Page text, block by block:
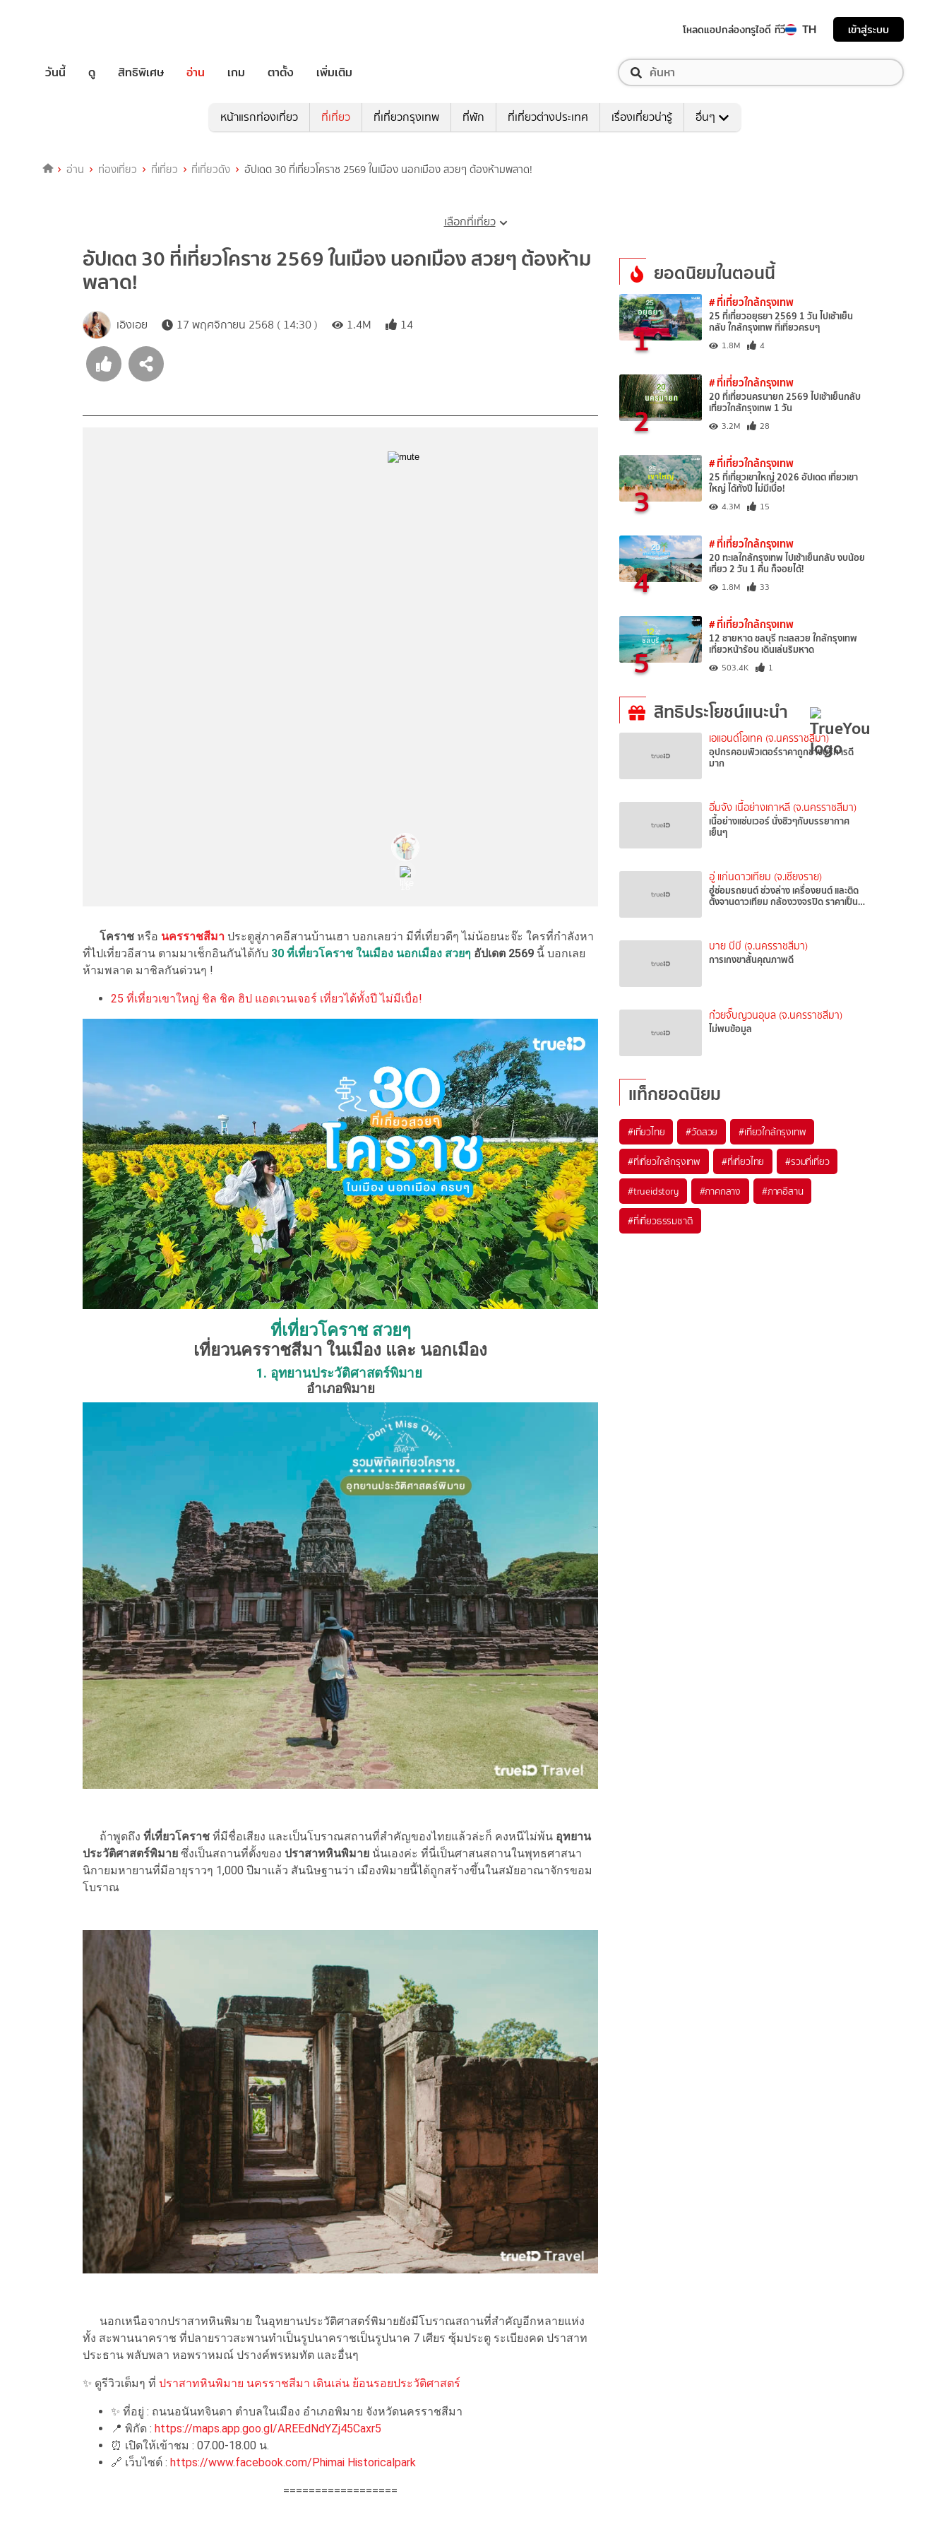
โหลดแอปกล่องทรูไอดี ทีวี TH เข้าสู่ระบบ
วันนี้ ดู สิทธิพิเศษ อ่าน เกม ตาตั้ง เพิ่มเติม
หน้าแรกท่องเที่ยว ที่เที่ยว ที่เที่ยวกรุงเทพ ที่พัก ที่เที่ยวต่างประเทศ เรื่องเที่ยวน่ารู้ อื่นๆ
อ่าน ท่องเที่ยว ที่เที่ยว ที่เที่ยวดัง อัปเดต 30 ที่เที่ยวโคราช 2569 ในเมือง นอกเมือง สวยๆ ต้องห้ามพลาด!
เลือกที่เที่ยว
อัปเดต 30 ที่เที่ยวโคราช 2569 ในเมือง นอกเมือง สวยๆ ต้องห้าม
พลาด!
เอิงเอย 17 พฤศจิกายน 2568 ( 14:30 ) 1.4M 14
โคราช หรือ นครราชสีมา ประตูสู่ภาคอีสานบ้านเฮา บอกเลยว่า มีที่เที่ยวดีๆ ไม่น้อยนะจ๊ะ ใครที่กำลังหา
ที่ไปเที่ยวอีสาน ตามมาเช็กอินกันได้กับ 30 ที่เที่ยวโคราช ในเมือง นอกเมือง สวยๆ อัปเดต 2569 นี้ บอกเลย
ห้ามพลาด มาชิลกันด่วนๆ !
25 ที่เที่ยวเขาใหญ่ ชิล ชิค ฮิป แอดเวนเจอร์ เที่ยวได้ทั้งปี ไม่มีเบื่อ!
ที่เที่ยวโคราช สวยๆ
เที่ยวนครราชสีมา ในเมือง และ นอกเมือง
1. อุทยานประวัติศาสตร์พิมาย
อำเภอพิมาย
ถ้าพูดถึง ที่เที่ยวโคราช ที่มีชื่อเสียง และเป็นโบราณสถานที่สำคัญของไทยแล้วล่ะก็ คงหนีไม่พ้น อุทยาน
ประวัติศาสตร์พิมาย ซึ่งเป็นสถานที่ตั้งของ ปราสาทหินพิมาย นั่นเองค่ะ ที่นี่เป็นศาสนสถานในพุทธศาสนา
นิกายมหายานที่มีอายุราวๆ 1,000 ปีมาแล้ว สันนิษฐานว่า เมืองพิมายนี้ได้ถูกสร้างขึ้นในสมัยอาณาจักรขอม
โบราณ
นอกเหนือจากปราสาทหินพิมาย ในอุทยานประวัติศาสตร์พิมายยังมีโบราณสถานที่สำคัญอีกหลายแห่ง
ทั้ง สะพานนาคราช ที่ปลายราวสะพานทำเป็นรูปนาคราชเป็นรูปนาค 7 เศียร ซุ้มประตู ระเบียงคด ปราสาท
ประธาน พลับพลา หอพราหมณ์ ปรางค์พรหมทัต และอื่นๆ
✨ ดูรีวิวเต็มๆ ที่ ปราสาทหินพิมาย นครราชสีมา เดินเล่น ย้อนรอยประวัติศาสตร์
✨ ที่อยู่ : ถนนอนันทจินดา ตำบลในเมือง อำเภอพิมาย จังหวัดนครราชสีมา
📍 พิกัด : https://maps.app.goo.gl/AREEdNdYZj45Caxr5
⏰ เปิดให้เข้าชม : 07.00-18.00 น.
🔗 เว็บไซต์ : https://www.facebook.com/Phimai Historicalpark
==================
ยอดนิยมในตอนนี้
1
# ที่เที่ยวใกล้กรุงเทพ
25 ที่เที่ยวอยุธยา 2569 1 วัน ไปเช้าเย็น
กลับ ใกล้กรุงเทพ ที่เที่ยวครบๆ
1.8M 4
2
# ที่เที่ยวใกล้กรุงเทพ
20 ที่เที่ยวนครนายก 2569 ไปเช้าเย็นกลับ
เที่ยวใกล้กรุงเทพ 1 วัน
3.2M 28
3
# ที่เที่ยวใกล้กรุงเทพ
25 ที่เที่ยวเขาใหญ่ 2026 อัปเดต เที่ยวเขา
ใหญ่ ได้ทั้งปี ไม่มีเบื่อ!
4.3M 15
4
# ที่เที่ยวใกล้กรุงเทพ
20 ทะเลใกล้กรุงเทพ ไปเช้าเย็นกลับ งบน้อย
เที่ยว 2 วัน 1 คืน ก็จอยได้!
1.8M 33
5
# ที่เที่ยวใกล้กรุงเทพ
12 ชายหาด ชลบุรี ทะเลสวย ใกล้กรุงเทพ
เที่ยวหน้าร้อน เดินเล่นริมหาด
503.4K 1
สิทธิประโยชน์แนะนำ
เอแอนด์โอเทค (จ.นครราชสีมา)
อุปกรคอมพิวเตอร์ราคาถูกช่างบริการดี
มาก
อิ่มจัง เนื้อย่างเกาหลี (จ.นครราชสีมา)
เนื้อย่างแซ่บเวอร์ นั่งชิวๆกับบรรยากาศ
เย็นๆ
อู่ แก่นดาวเทียม (จ.เชียงราย)
ฮู่ซ่อมรถยนต์ ช่วงล่าง เครื่องยนต์ และติด
ตั้งจานดาวเทียม กล้องวงจรปิด ราคาเป็น…
บาย บีบี (จ.นครราชสีมา)
การเกงขาสั้นคุณภาพดี
ก๋วยจั๊บญวนอุบล (จ.นครราชสีมา)
ไม่พบข้อมูล
แท็กยอดนิยม
#เที่ยวไทย #วัดสวย #เที่ยวใกล้กรุงเทพ
#ที่เที่ยวใกล้กรุงเทพ #ที่เที่ยวไทย #รวมที่เที่ยว
#trueidstory #ภาคกลาง #ภาคอีสาน
#ที่เที่ยวธรรมชาติ